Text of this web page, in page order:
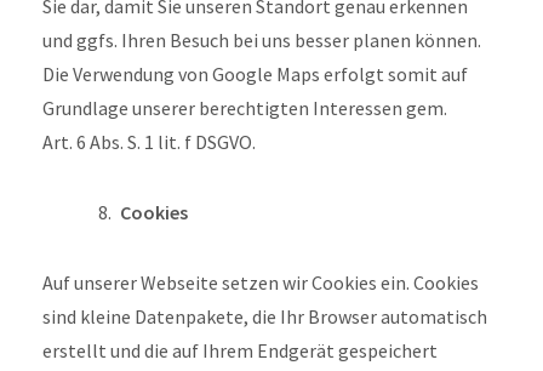
Sie dar, damit Sie unseren Standort genau erkennen
und ggfs. Ihren Besuch bei uns besser planen können.
Die Verwendung von Google Maps erfolgt somit auf
Grundlage unserer berechtigten Interessen gem.
Art. 6 Abs. S. 1 lit. f DSGVO.
Cookies
Auf unserer Webseite setzen wir Cookies ein. Cookies
sind kleine Datenpakete, die Ihr Browser automatisch
erstellt und die auf Ihrem Endgerät gespeichert